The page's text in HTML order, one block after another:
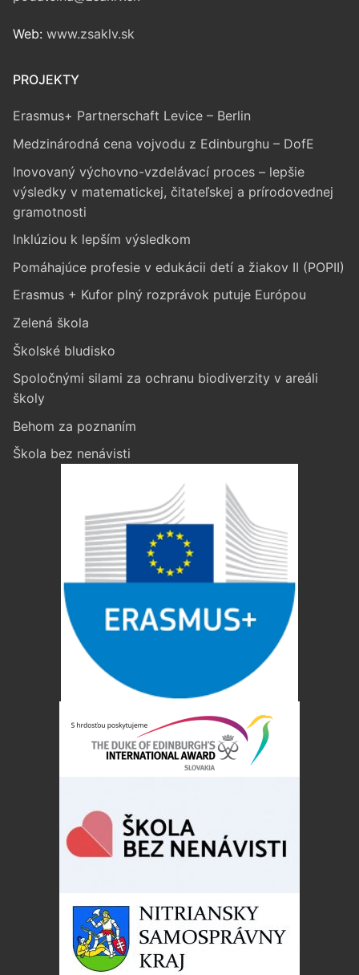
Web: www.zsaklv.sk
PROJEKTY
Erasmus+ Partnerschaft Levice – Berlin
Medzinárodná cena vojvodu z Edinburghu – DofE
Inovovaný výchovno-vzdelávací proces – lepšie
výsledky v matematickej, čitateľskej a prírodovednej
gramotnosti
Inklúziou k lepším výsledkom
Pomáhajúce profesie v edukácii detí a žiakov II (POPII)
Erasmus + Kufor plný rozprávok putuje Európou
Zelená škola
Školské bludisko
Spoločnými silami za ochranu biodiverzity v areáli
školy
Behom za poznaním
Škola bez nenávisti